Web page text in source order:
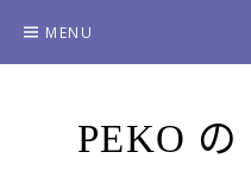
content
MENU
PEKO